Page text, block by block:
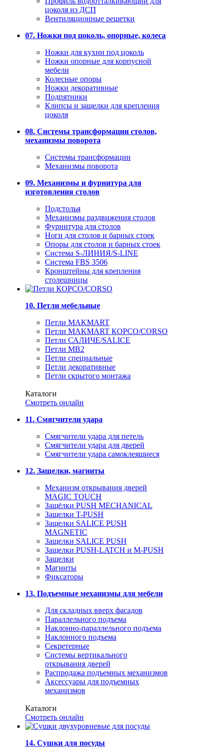
цоколя из ДСП
Вентиляционные решетки
07. Ножки под цоколь, опорные, колеса
Ножки для кухни под цоколь
Ножки опорные для корпусной
мебели
Колесные опоры
Ножки декоративные
Подпятники
Клипсы и защелки для крепления
цоколя
08. Системы трансформации столов,
механизмы поворота
Системы трансформации
Механизмы поворота
09. Механизмы и фурнитура для
изготовления столов
Подстолья
Механизмы раздвижения столов
Фурнитура для столов
Ноги для столов и барных стоек
Опоры для столов и барных стоек
Система S-ЛИНИЯ/S-LINE
Система FBS 3506
Кронштейны для крепления
столешницы
10. Петли мебельные
Петли MAKMART
Петли MAKMART КОРСО/CORSO
Петли САЛИЧЕ/SALICE
Петли MB2
Петли специальные
Петли декоративные
Петли скрытого монтажа
Каталоги
Смотреть онлайн
11. Смягчители удара
Смягчители удара для петель
Смягчители удара для дверей
Cмягчители удара самоклеящиеся
12. Защелки, магниты
Механизм открывания дверей
MAGIC TOUCH
Защёлки PUSH MECHANICAL
Защелки T-PUSH
Защелки SALICE PUSH
MAGNETIC
Защелки SALICE PUSH
Защелки PUSH-LATCH и M-PUSH
Защелки
Магниты
Фиксаторы
13. Подъемные механизмы для мебели
Для складных вверх фасадов
Параллельного подъема
Наклонно-параллельного подъема
Наклонного подъема
Секретерные
Системы вертикального
открывания дверей
Распродажа подъемных механизмов
Аксессуары для подъемных
механизмов
Каталоги
Смотреть онлайн
14. Сушки для посуды